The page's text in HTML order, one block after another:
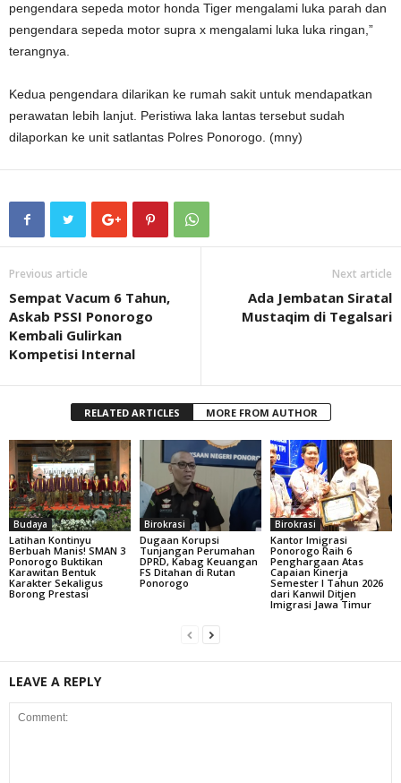
pengendara sepeda motor honda Tiger mengalami luka parah dan
pengendara sepeda motor supra x mengalami luka luka ringan,”
terangnya.
Kedua pengendara dilarikan ke rumah sakit untuk mendapatkan
perawatan lebih lanjut. Peristiwa laka lantas tersebut sudah
dilaporkan ke unit satlantas Polres Ponorogo. (mny)
Previous article
Sempat Vacum 6 Tahun,
Askab PSSI Ponorogo
Kembali Gulirkan
Kompetisi Internal
Next article
Ada Jembatan Siratal
Mustaqim di Tegalsari
RELATED ARTICLES MORE FROM AUTHOR
Budaya
Latihan Kontinyu
Berbuah Manis! SMAN 3
Ponorogo Buktikan
Karawitan Bentuk
Karakter Sekaligus
Borong Prestasi
Birokrasi
Dugaan Korupsi
Tunjangan Perumahan
DPRD, Kabag Keuangan
FS Ditahan di Rutan
Ponorogo
Birokrasi
Kantor Imigrasi
Ponorogo Raih 6
Penghargaan Atas
Capaian Kinerja
Semester I Tahun 2026
dari Kanwil Ditjen
Imigrasi Jawa Timur
LEAVE A REPLY